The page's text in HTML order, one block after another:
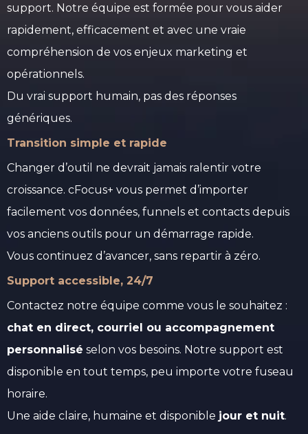
support. Notre équipe est formée pour vous aider
rapidement, efficacement et avec une vraie
compréhension de vos enjeux marketing et
opérationnels.
Du vrai support humain, pas des réponses
génériques.
Transition simple et rapide
Changer d’outil ne devrait jamais ralentir votre
croissance. cFocus+ vous permet d’importer
facilement vos données, funnels et contacts depuis
vos anciens outils pour un démarrage rapide.
Vous continuez d’avancer, sans repartir à zéro.
Support accessible, 24/7
Contactez notre équipe comme vous le souhaitez :
chat en direct, courriel ou accompagnement
personnalisé selon vos besoins. Notre support est
disponible en tout temps, peu importe votre fuseau
horaire.
Une aide claire, humaine et disponible jour et nuit.